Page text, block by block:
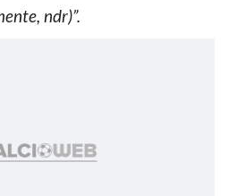
ndr)”.